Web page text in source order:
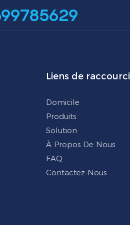
Liens de raccourci
Domicile
Produits
Solution
À Propos De Nous
FAQ
Contactez-Nous